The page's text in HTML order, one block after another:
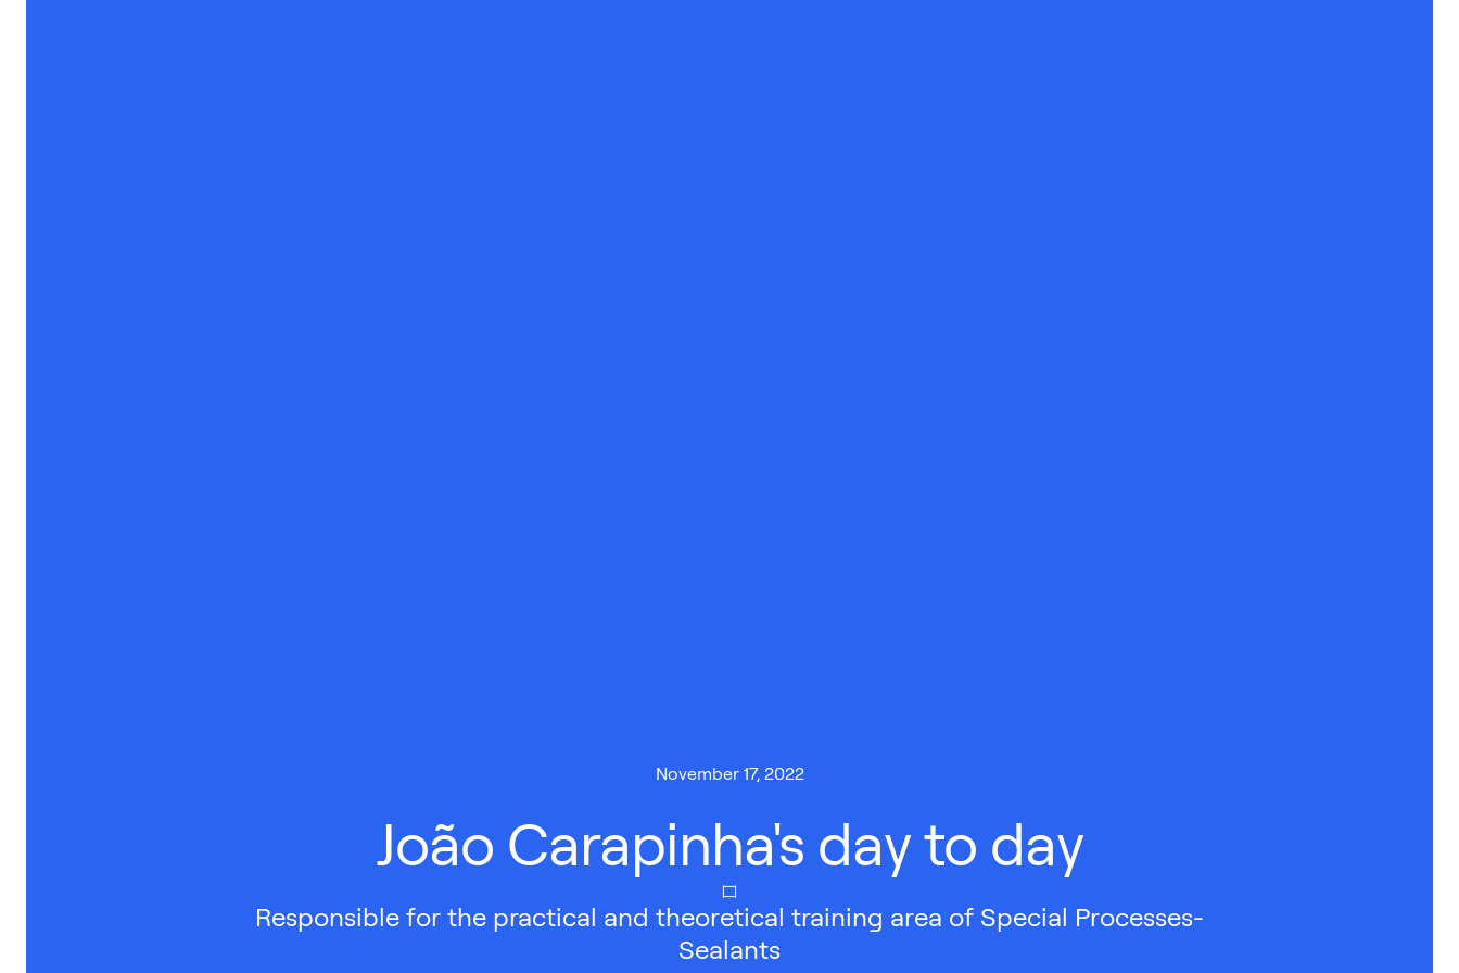
November 17, 2022
João Carapinha's day to day
Responsible for the practical and theoretical training area of Special Processes-
Sealants